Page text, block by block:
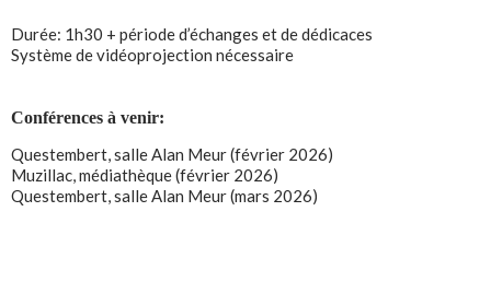
Durée: 1h30 + période d’échanges et de dédicaces
Système de vidéoprojection nécessaire
Conférences à venir:
Questembert, salle Alan Meur (février 2026)
Muzillac, médiathèque (février 2026)
Questembert, salle Alan Meur (mars 2026)